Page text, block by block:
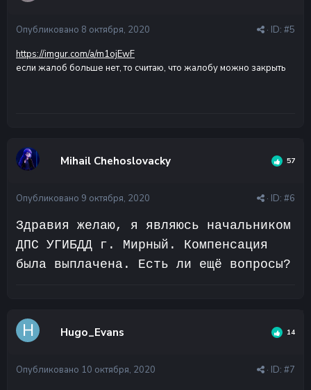
· ID: #5
Опубликовано 8 октября, 2020
https://imgur.com/a/m1ojEwF
если жалоб больше нет, то считаю, что жалобу можно закрыть
Mihail Chehoslovacky 57
· ID: #6
Опубликовано 9 октября, 2020
Здравия желаю, я являюсь начальником
ДПС УГИБДД г. Мирный. Компенсация
была выплачена. Есть ли ещё вопросы?
Hugo_Evans 14
· ID: #7
Опубликовано 10 октября, 2020